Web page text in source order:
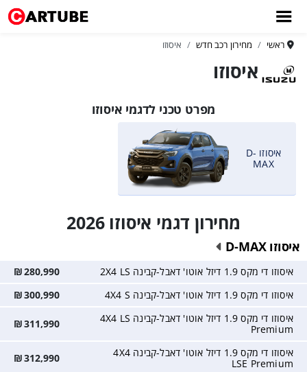
ראשי מחירון רכב חדש איסוזו
איסוזו
מפרט טכני לדגמי איסוזו
איסוזו D-
MAX
מחירון דגמי איסוזו 2026
איסוזו D-MAX
איסוזו די מקס 1.9 דיזל אוטו' דאבל-קבינה 2X4 LS 280,990
₪
איסוזו די מקס 1.9 דיזל אוטו' דאבל-קבינה 4X4 S
300,990
₪
איסוזו די מקס 1.9 דיזל אוטו' דאבל-קבינה 4X4 LS
Premium
311,990
₪
איסוזו די מקס 1.9 דיזל אוטו' דאבל-קבינה 4X4
LSE Premium
312,990
₪